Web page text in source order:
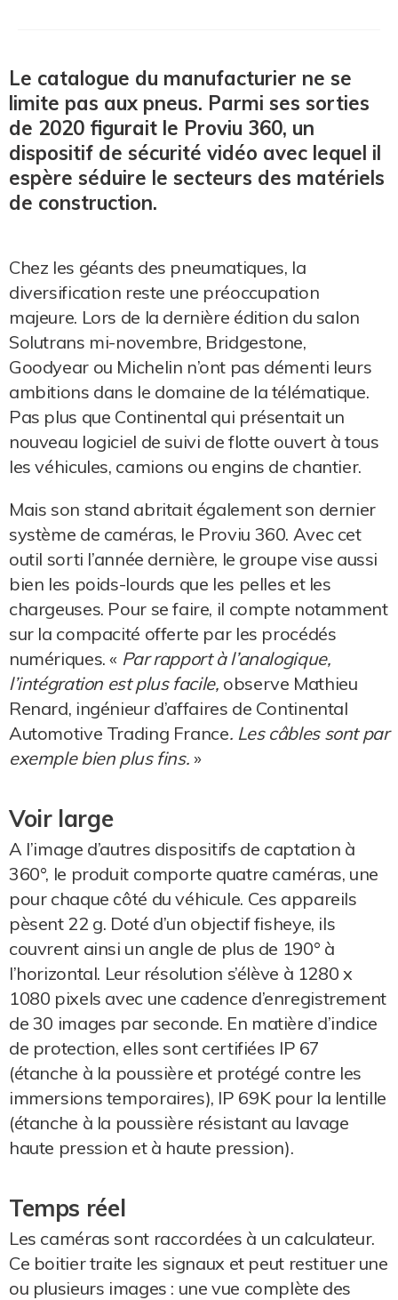
Le catalogue du manufacturier ne se
limite pas aux pneus. Parmi ses sorties
de 2020 figurait le Proviu 360, un
dispositif de sécurité vidéo avec lequel il
espère séduire le secteurs des matériels
de construction.
Chez les géants des pneumatiques, la
diversification reste une préoccupation
majeure. Lors de la dernière édition du salon
Solutrans mi-novembre, Bridgestone,
Goodyear ou Michelin n’ont pas démenti leurs
ambitions dans le domaine de la télématique.
Pas plus que Continental qui présentait un
nouveau logiciel de suivi de flotte ouvert à tous
les véhicules, camions ou engins de chantier.
Mais son stand abritait également son dernier
système de caméras, le Proviu 360. Avec cet
outil sorti l’année dernière, le groupe vise aussi
bien les poids-lourds que les pelles et les
chargeuses. Pour se faire, il compte notamment
sur la compacité offerte par les procédés
numériques. « Par rapport à l’analogique,
l’intégration est plus facile, observe Mathieu
Renard, ingénieur d’affaires de Continental
Automotive Trading France. Les câbles sont par
exemple bien plus fins. »
Voir large
A l’image d’autres dispositifs de captation à
360°, le produit comporte quatre caméras, une
pour chaque côté du véhicule. Ces appareils
pèsent 22 g. Doté d’un objectif fisheye, ils
couvrent ainsi un angle de plus de 190° à
l’horizontal. Leur résolution s’élève à 1280 x
1080 pixels avec une cadence d’enregistrement
de 30 images par seconde. En matière d’indice
de protection, elles sont certifiées IP 67
(étanche à la poussière et protégé contre les
immersions temporaires), IP 69K pour la lentille
(étanche à la poussière résistant au lavage
haute pression et à haute pression).
Temps réel
Les caméras sont raccordées à un calculateur.
Ce boitier traite les signaux et peut restituer une
ou plusieurs images : une vue complète des